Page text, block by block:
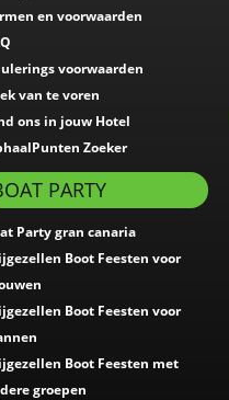
en voorwaarden
voorwaarden
van te voren
ons in jouw Hotel
Zoeker
PARTY
Party gran canaria
Boot Feesten voor
Boot Feesten voor
Boot Feesten met
groepen